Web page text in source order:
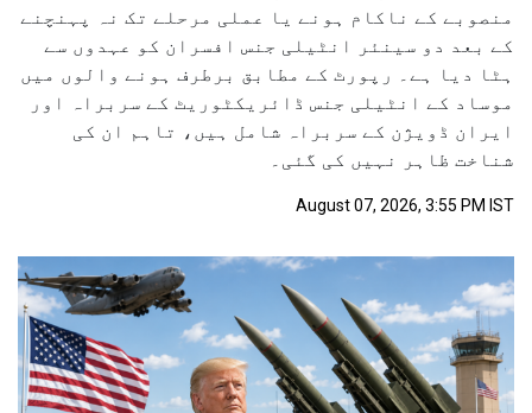
منصوبے کے ناکام ہونے یا عملی مرحلے تک نہ پہنچنے
کے بعد دو سینئر انٹیلی جنس افسران کو عہدوں سے
ہٹا دیا ہے۔ رپورٹ کے مطابق برطرف ہونے والوں میں
موساد کے انٹیلی جنس ڈائریکٹوریٹ کے سربراہ اور
ایران ڈویژن کے سربراہ شامل ہیں، تاہم ان کی
شناخت ظاہر نہیں کی گئی۔
August 07, 2026, 3:55 PM IST